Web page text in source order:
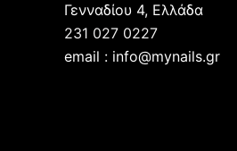
Γενναδίου 4, Ελλάδα
231 027 0227
email : info@mynails.gr